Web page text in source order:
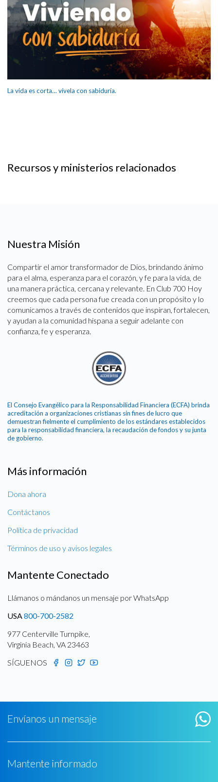
La vida es corta… vívela con sabiduría.
Recursos y ministerios relacionados
Nuestra Misión
Compartir el amor transformador de Dios, brindando ánimo
para el alma, esperanza para el corazón, y fe para la vida, de
una manera práctica, cercana y relevante. En Club 700 Hoy
creemos que cada persona fue creada con un propósito y lo
comunicamos a través de contenidos que inspiran, fortalecen,
y ayudan a la comunidad hispana a seguir adelante con
confianza, fe y esperanza.
El Consejo Evangélico para la Responsabilidad Financiera (ECFA) brinda
acreditación a organizaciones cristianas sin fines de lucro que
demuestran fielmente el cumplimiento de los estándares establecidos
para la responsabilidad financiera, la recaudación de fondos y su junta
de gobierno.
Más información
Dona ahora
Contáctanos
Política de privacidad
Términos de uso y avisos legales
Mantente Conectado
Llámanos o mándanos un mensaje por WhatsApp
USA 800-700-2582
977 Centerville Turnpike,
Virginia Beach, VA 23463
SÍGUENOS
Envíanos un mensaje
Mantente informado